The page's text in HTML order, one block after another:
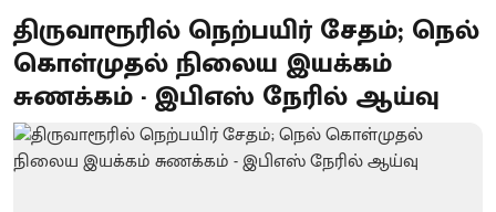
திருவாரூரில் நெற்பயிர் சேதம்; நெல்
கொள்முதல் நிலைய இயக்கம்
சுணக்கம் - இபிஎஸ் நேரில் ஆய்வு